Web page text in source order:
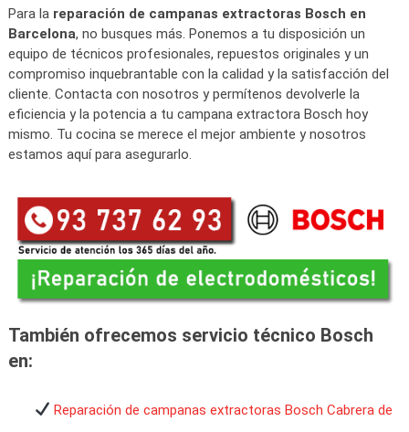
Para la reparación de campanas extractoras Bosch en
Barcelona, no busques más. Ponemos a tu disposición un
equipo de técnicos profesionales, repuestos originales y un
compromiso inquebrantable con la calidad y la satisfacción del
cliente. Contacta con nosotros y permítenos devolverle la
eficiencia y la potencia a tu campana extractora Bosch hoy
mismo. Tu cocina se merece el mejor ambiente y nosotros
estamos aquí para asegurarlo.
También ofrecemos servicio técnico Bosch
en:
Reparación de campanas extractoras Bosch Cabrera de